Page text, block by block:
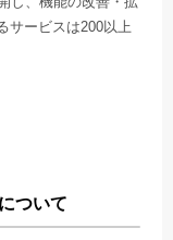
サービスは200以上
ついて